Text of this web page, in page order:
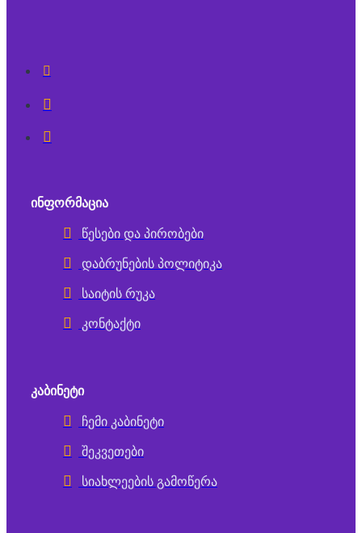
ᲘᲜᲤᲝᲠᲛᲐᲪᲘᲐ
წესები და პირობები
დაბრუნების პოლიტიკა
საიტის რუკა
კონტაქტი
ᲙᲐᲑᲘᲜᲔᲢᲘ
ჩემი კაბინეტი
შეკვეთები
სიახლეების გამოწერა